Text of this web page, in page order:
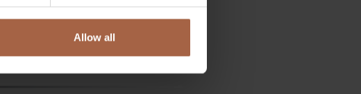
Allow all